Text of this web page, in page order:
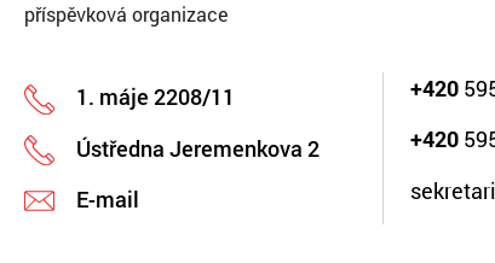
příspěvková organizace
1. máje 2208/11 +420
Ústředna Jeremenkova 2 +420
E-mail